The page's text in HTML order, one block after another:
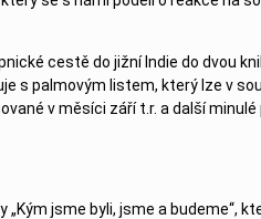
cestě do jižní Indie do dvou
s palmovým listem, který lze v
v měsíci září t.r. a další minulé
jsme byli, jsme a budeme“,